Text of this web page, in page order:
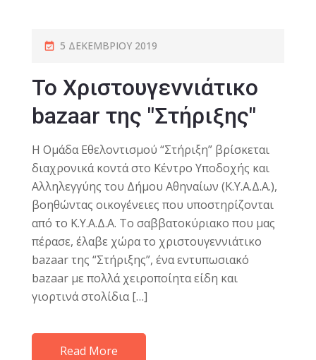
5 ΔΕΚΕΜΒΡΊΟΥ 2019
Το Χριστουγεννιάτικο
bazaar της "Στήριξης"
H Ομάδα Εθελοντισμού “Στήριξη” βρίσκεται
διαχρονικά κοντά στο Κέντρο Υποδοχής και
Αλληλεγγύης του Δήμου Αθηναίων (Κ.Υ.Α.Δ.Α.),
βοηθώντας οικογένειες που υποστηρίζονται
από το Κ.Υ.Α.Δ.Α. Tο σαββατοκύριακο που μας
πέρασε, έλαβε χώρα το χριστουγεννιάτικο
bazaar της “Στήριξης”, ένα εντυπωσιακό
bazaar με πολλά χειροποίητα είδη και
γιορτινά στολίδια […]
Read More